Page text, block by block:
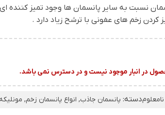
و لیفت ران و باسن نوار و ورق سیلیکون شیت
نسبت به سایر پانسمان ها وجود تمیز
کردن زخم های عفونی با ترشح زیاد دارد .
در انبار موجود نیست و در دسترس نمی باشد.
نامعلومدسته: پانسمان جاذب, انواع پانسمان زخم, مونلیکه Molnlycke